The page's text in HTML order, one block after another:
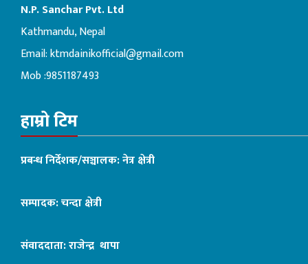
N.P. Sanchar Pvt. Ltd
Kathmandu, Nepal
Email:ktmdainikofficial@gmail.com
Mob :9851187493
हाम्रो टिम
प्रबन्ध निर्देशक/सञ्चालक: नेत्र क्षेत्री
सम्पादक: चन्दा क्षेत्री
संवाददाता: राजेन्द्र थापा